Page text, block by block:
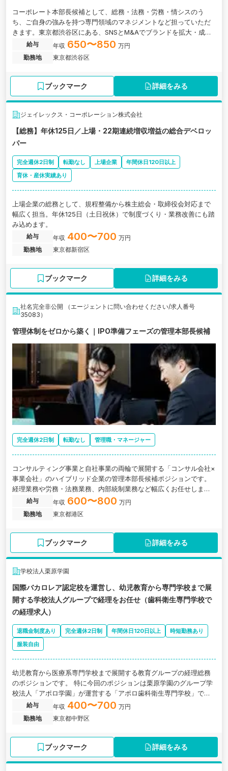
コーポレート本部長候補として、総務・法務・労務・情シスのう
ち、ご自身の強みを持つ専門領域のマネジメントなど担っていただ
きます。東京都渋谷区にある、SNSとM&Aでブランドを拡大・成長
させるグロース上場企業の求人です。
給与 年収 650〜850 万円
勤務地
東京都渋谷区
ブックマーク 詳細をみる
ジェイレックス・コーポレーション株式会社
【総務】年休125日／上場・22期連続増収増益の総合デベロッ
パー
完全週休2日制 転勤なし 上場企業
年間休日120日以上
育休・産休実績あり
上場企業の総務として、規程整備から株主総会・取締役会対応まで
幅広く担当。年休125日（土日祝休）で制度づくり・業務改善にも踏
み込めます。
給与 年収 400〜700 万円
勤務地
東京都新宿区
ブックマーク 詳細をみる
社名完全非公開 （エージェントに問い合わせください/求人番号
35083）
管理体制をゼロから築く｜IPO準備フェーズの管理本部長候補
完全週休2日制 転勤なし 管理職・マネージャー
コンサルティング事業と自社事業の両輪で展開する「コンサル会社×
事業会社」のハイブリッド企業の管理本部長候補ポジションです。
経理業務や労務・法務業務、内部統制業務など幅広くお任せしま
給与 年収 600〜800 万円
勤務地
東京都港区
ブックマーク 詳細をみる
学校法人栗原学園
国際バカロレア認定校を運営し、幼児教育から専門学校まで展
開する学校法人グループで経理をお任せ（歯科衛生専門学校で
の経理求人）
退職金制度あり 完全週休2日制 年間休日120日以上
時短勤務あり
服装自由
幼児教育から医療系専門学校まで展開する教育グループの経理総務
のポジションです。 特に今回のポジションは栗原学園のグループ学
校法人「アポロ学園」が運営する「アポロ歯科衛生専門学校」での
経理業務となります。
給与 年収 400〜700 万円
勤務地
東京都中野区
ブックマーク 詳細をみる